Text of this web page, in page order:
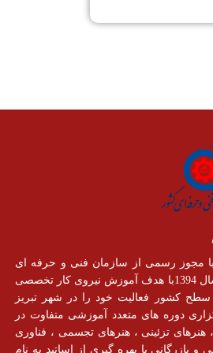
مجوز رسمی از سازمان فنی و حرفه ای
فعالیت خود را از سال 1394با هدف آموزش نیروی کار تخصصی
سطح کشور فعالیت خود را در شهر تبریز
دوره های متعدد آموزشی متفاوت در
هنرهای تزئینی ، هنرهای تجسمی ، فناوری
و یازرگانی با بهره گیری از اساتید به نام